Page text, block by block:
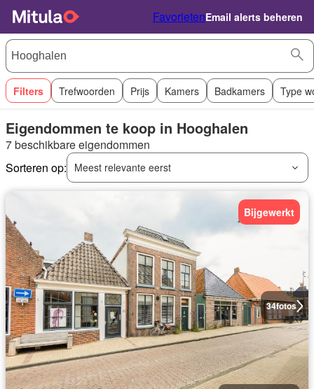
FavorietenEmail alerts beheren
Filters Trefwoorden Prijs Kamers Badkamers Type
Eigendommen te koop in Hooghalen
7 beschikbare eigendommen
Sorteren op:
Meest relevante eerst
34fotos
Bijgewerkt